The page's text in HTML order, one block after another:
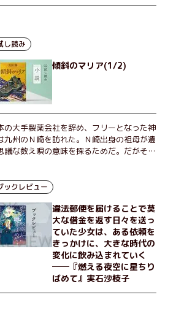
し読み
傾斜のマリア(1/2)
の大手製薬会社を辞め、フリーとなった神
九州のＮ崎を訪れた。Ｎ崎出身の祖母が遺
議な数え唄の意味を探るためだ。だがそん
つかったある物質について博士の意見を聞
いう。恵弥は、まるで影のような存在の博
えることはできるのか？ そして、唄の歌
むくマリア」に込められた秘密とは？ 謎
ストが鮮烈な余韻を残すシリーズ第四作！
ックレビュー
違法郵便を届けることで莫
大な借金を返す日々を送っ
ていた少女は、ある依頼を
きっかけに、大きな時代の
変化に飲み込まれていく
──『燃える夜空に星ちり
ばめて』実石沙枝子